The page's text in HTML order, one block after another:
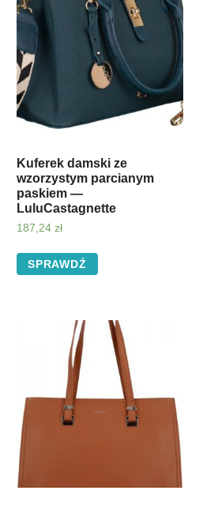
Kuferek damski ze
wzorzystym parcianym
paskiem —
LuluCastagnette
187,24 zł
SPRAWDŹ